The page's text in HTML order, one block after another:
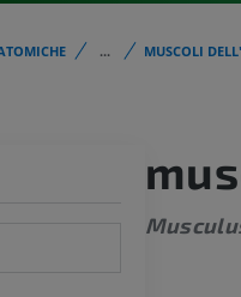
... MUSCOLI